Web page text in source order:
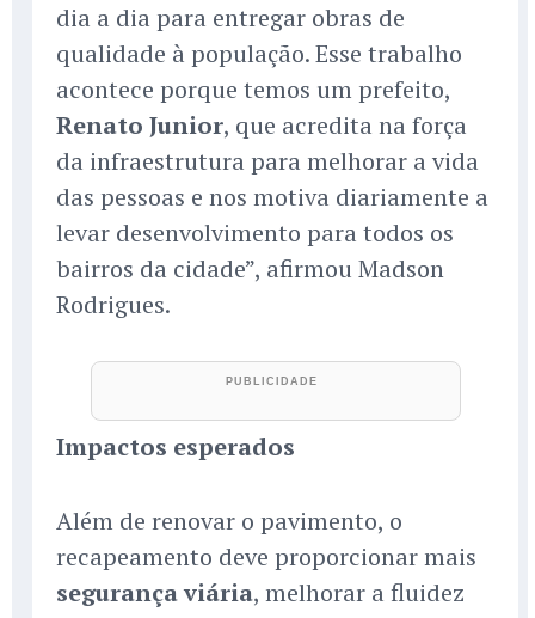
dia a dia para entregar obras de
qualidade à população. Esse trabalho
acontece porque temos um prefeito,
Renato Junior, que acredita na força
da infraestrutura para melhorar a vida
das pessoas e nos motiva diariamente a
levar desenvolvimento para todos os
bairros da cidade”, afirmou Madson
Rodrigues.
Impactos esperados
Além de renovar o pavimento, o
recapeamento deve proporcionar mais
segurança viária, melhorar a fluidez